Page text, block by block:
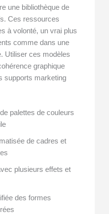
une bibliothèque de
Ces ressources
à volonté, un vrai plus
comme dans une
Utiliser ces modèles
graphique
supports marketing
palettes de couleurs
de cadres et
plusieurs effets et
des formes